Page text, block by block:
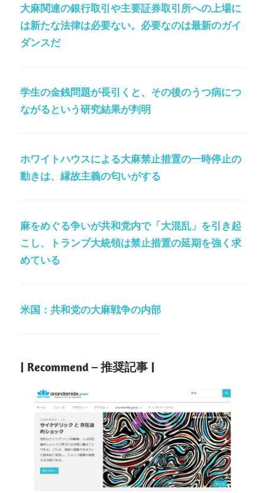
大麻関連の銀行取引や主要証券取引所への上場に
は新たな法律は必要ない。必要なのは最新のガイ
ダンスだ
学生の金銭問題が長引くと、その後のうつ病につ
ながるという研究結果が判明
ホワイトハウスによる大麻禁止措置の一時停止の
動きは、縁故主義の匂いがする
麻をめぐる争いが共和党内で「大混乱」を引き起
こし、トランプ大統領は禁止措置の延期を強く求
めている
米国：共和党の大麻戦争の内部
| Recommend – 推奨記事 |